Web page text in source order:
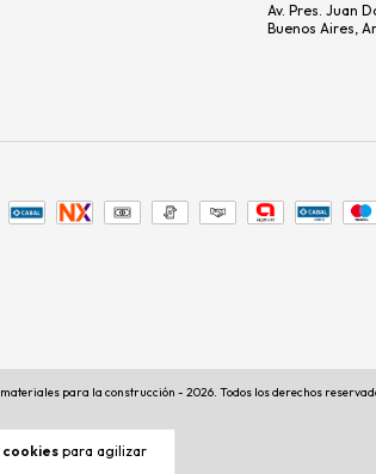
cookiespara agilizar
Av. Pres. Juan
Buenos Aires,
para la construcción - 2026. Todos los derechos